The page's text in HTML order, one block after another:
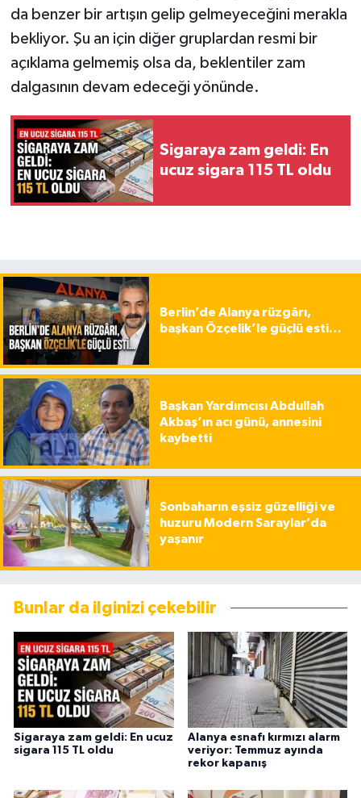
da benzer bir artışın gelip gelmeyeceğini merakla
bekliyor. Şu an için diğer gruplardan resmi bir
açıklama gelmemiş olsa da, beklentiler zam
dalgasının devam edeceği yönünde.
Sigaraya zam geldi: En
ucuz sigara 115 TL oldu
Berlin’de Alanya rüzgârı,
başkan Özçelik’le güçlü esti…
Başkan Yardımcısı Abdullah
Akbaş’ın acı günü, annesini
kaybetti
Sonbaharın eşsiz güzelliği ve
huzuru Modern Saraylar’da
yaşanır
Bunlar da ilginizi çekebilir
Sigaraya zam geldi: En ucuz
sigara 115 TL oldu
Alanya esnafı kırmızı alarm
veriyor: Temmuz ayında
rekor kapanış